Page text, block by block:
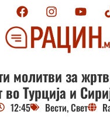
молитви за
во Турција и
12:45 Вести,Свет